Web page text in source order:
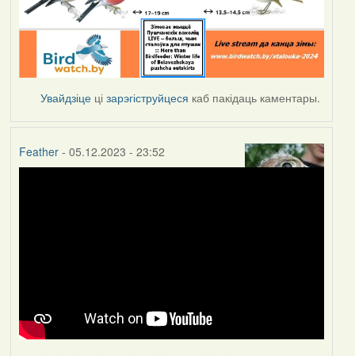
Увайдзіце цізарэгіструйцеся каб пакідаць каментары.
Feather- 05.12.2023 - 23:52